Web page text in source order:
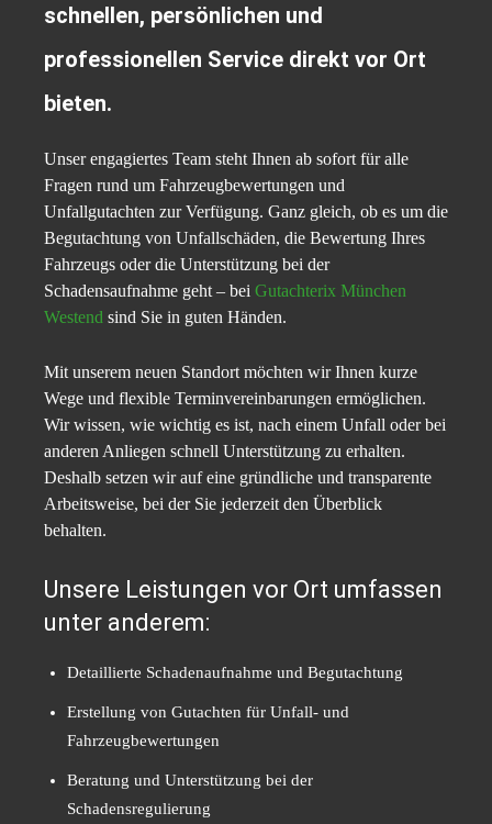
schnellen, persönlichen und
professionellen Service direkt vor Ort
bieten.
Unser engagiertes Team steht Ihnen ab sofort für alle
Fragen rund um Fahrzeugbewertungen und
Unfallgutachten zur Verfügung. Ganz gleich, ob es um die
Begutachtung von Unfallschäden, die Bewertung Ihres
Fahrzeugs oder die Unterstützung bei der
Schadensaufnahme geht – bei Gutachterix München
Westend sind Sie in guten Händen.
Mit unserem neuen Standort möchten wir Ihnen kurze
Wege und flexible Terminvereinbarungen ermöglichen.
Wir wissen, wie wichtig es ist, nach einem Unfall oder bei
anderen Anliegen schnell Unterstützung zu erhalten.
Deshalb setzen wir auf eine gründliche und transparente
Arbeitsweise, bei der Sie jederzeit den Überblick
behalten.
Unsere Leistungen vor Ort umfassen
unter anderem:
Detaillierte Schadenaufnahme und Begutachtung
Erstellung von Gutachten für Unfall- und
Fahrzeugbewertungen
Beratung und Unterstützung bei der
Schadensregulierung